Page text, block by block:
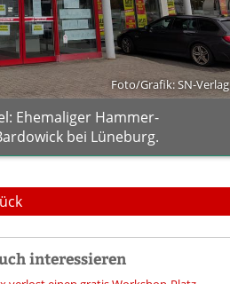
Foto/Grafik: SN-Verlag
Ehemaliger Hammer-
bei Lüneburg.
interessieren